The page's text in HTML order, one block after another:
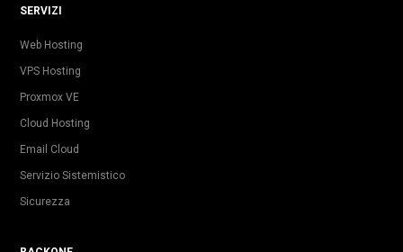
SERVIZI
Web Hosting
VPS Hosting
Proxmox VE
Cloud Hosting
Email Cloud
Servizio Sistemistico
Sicurezza